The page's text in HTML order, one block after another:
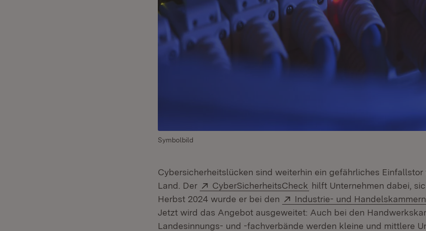
Symbolbild
Cybersicherheitslücken sind weiterhin ein gefährliches Einfallstor
Land. Der
Extern:
CyberSicherheitsCheck (Öffnet in neuem Fenster)
hilft Unternehmen dabei,
Herbst 2024 wurde er bei den
Extern:
Industrie- und
Jetzt wird das Angebot ausgeweitet: Auch bei den
Landesinnungs- und -fachverbände werden kleine und mittlere